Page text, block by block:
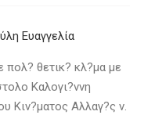
Ευαγγελία
πολ? θετικ? κλ?μα με
Καλογι?ννη
Κιν?ματος Αλλαγ?ς ν.